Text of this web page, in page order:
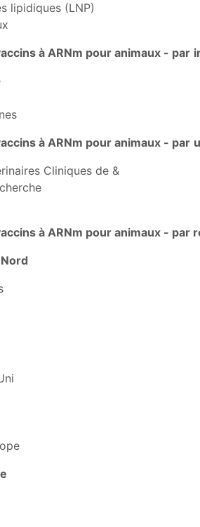
lipidiques (LNP)
à ARNm pour animaux - par
à ARNm pour animaux - par
Cliniques de &
à ARNm pour animaux - par